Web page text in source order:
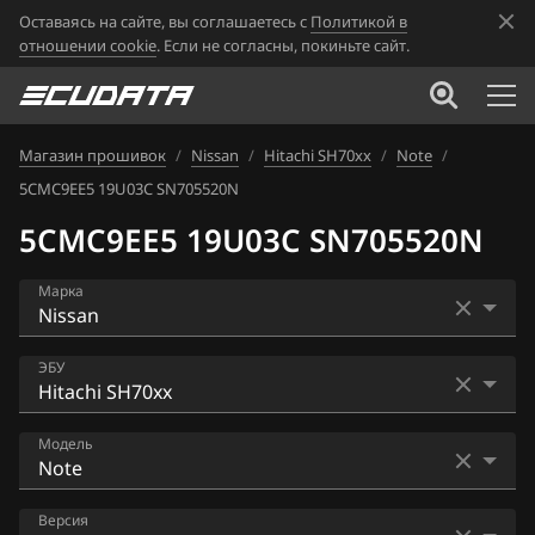
Оставаясь на сайте, вы соглашаетесь с Политикой в
отношении cookie. Если не согласны, покиньте сайт.
Магазин прошивок / Nissan / Hitachi SH70xx / Note /
5CMC9EE5 19U03C SN705520N
5CMC9EE5 19U03C SN705520N
Марка
Acura
Alfa Romeo
ATLAS
ЭБУ
Bosch EDC16CP33
Bosch EDC17C84
Модель
AD
Версия